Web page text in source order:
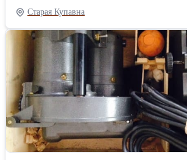
с бобиной. ЗИП. Подробности по телефону
Старая Купавна